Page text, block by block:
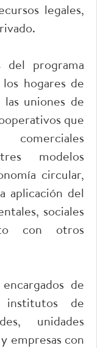
legales,
del programa
los hogares de
las uniones de
que
modelos
circular,
aplicación del
sociales
con otros
de
institutos de
unidades
empresas con